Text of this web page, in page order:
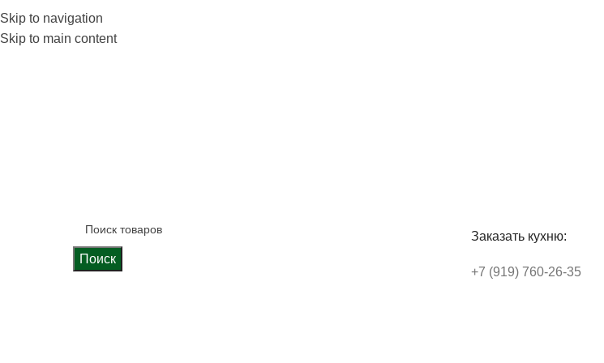
Skip to navigation
Skip to main content
БлогКалькулятор кухни
Поиск
Заказать кухню:
+7 (919) 760-26-35